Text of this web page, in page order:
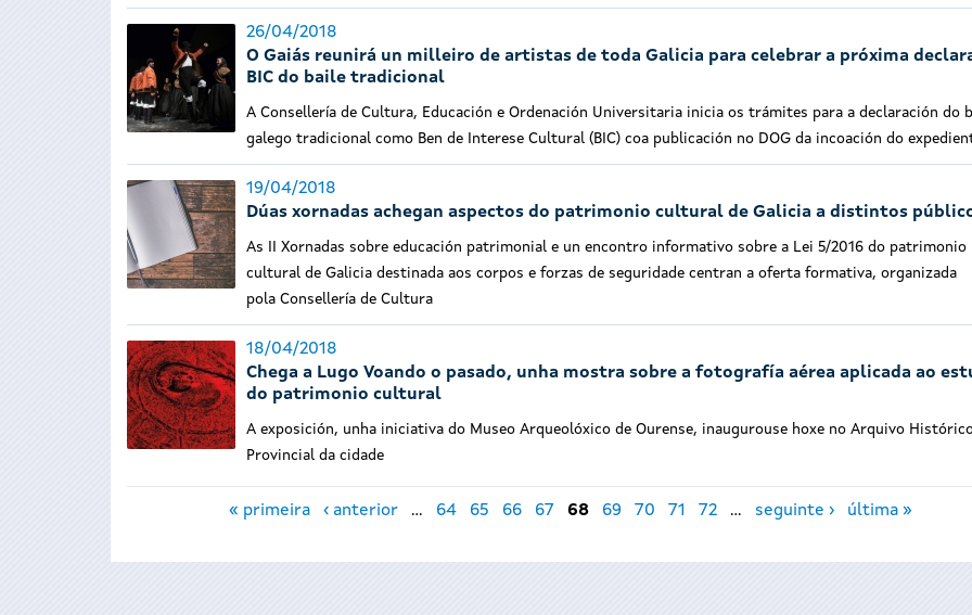
26/04/2018
O Gaiás reunirá un milleiro de artistas de toda Galicia para celebrar a próxima
BIC do baile tradicional
A Consellería de Cultura, Educación e Ordenación Universitaria inicia os trámites para a declaración do
galego tradicional como Ben de Interese Cultural (BIC) coa publicación no DOG da incoación do
19/04/2018
Dúas xornadas achegan aspectos do patrimonio cultural de Galicia a distintos
As II Xornadas sobre educación patrimonial e un encontro informativo sobre a Lei 5/2016 do patrimonio
cultural de Galicia destinada aos corpos e forzas de seguridade centran a oferta formativa, organizada
pola Consellería de Cultura
18/04/2018
Chega a Lugo Voando o pasado, unha mostra sobre a fotografía aérea aplicada ao
do patrimonio cultural
A exposición, unha iniciativa do Museo Arqueolóxico de Ourense, inaugurouse hoxe no Arquivo
Provincial da cidade
Páxinas
« primeira ‹ anterior … 64 65 66 67 68 69 70 71 72 … seguinte › última »